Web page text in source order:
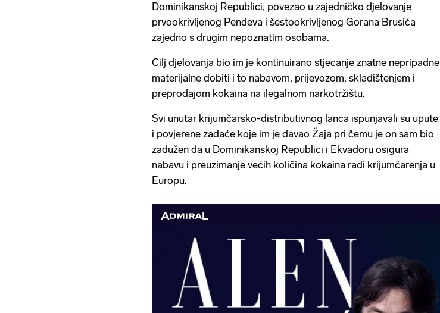
Dominikanskoj Republici, povezao u zajedničko djelovanje
prvookrivljenog Pendeva i šestookrivljenog Gorana Brusića
zajedno s drugim nepoznatim osobama.
Cilj djelovanja bio im je kontinuirano stjecanje znatne nepripadne
materijalne dobiti i to nabavom, prijevozom, skladištenjem i
preprodajom kokaina na ilegalnom narkotržištu.
Svi unutar krijumčarsko-distributivnog lanca ispunjavali su upute
i povjerene zadaće koje im je davao Žaja pri čemu je on sam bio
zadužen da u Dominikanskoj Republici i Ekvadoru osigura
nabavu i preuzimanje većih količina kokaina radi krijumčarenja u
Europu.